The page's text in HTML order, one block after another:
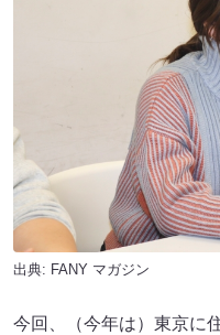
出典: FANY マガジン
今回、（今年は）東京に